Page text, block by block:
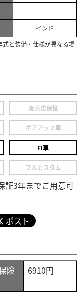
インド
と装備・仕様が異なる場
販売店保証
ボアアップ車
FI車
フルカスタム
証3年までご用意可
ポスト
険
6910円